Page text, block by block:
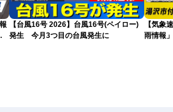
【台風16号 2026】台風16号(ペイロー)
発生 今月3つ目の台風発生に
【気象
雨情報